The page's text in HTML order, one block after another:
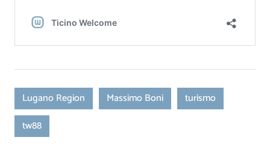
Lugano Region Massimo Boni
turismo
tw88